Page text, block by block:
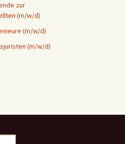
zur
(m/w/d)
(m/w/d)
(m/w/d)